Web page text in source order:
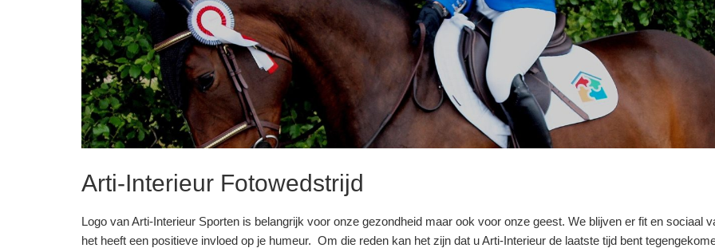
Arti-Interieur Fotowedstrijd
Logo van Arti-Interieur Sporten is belangrijk voor onze gezondheid maar ook voor onze geest. We blijven er fit en sociaal
het heeft een positieve invloed op je humeur. Om die reden kan het zijn dat u Arti-Interieur de laatste tijd bent